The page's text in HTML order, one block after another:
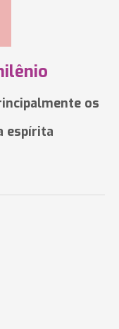
os
espírita